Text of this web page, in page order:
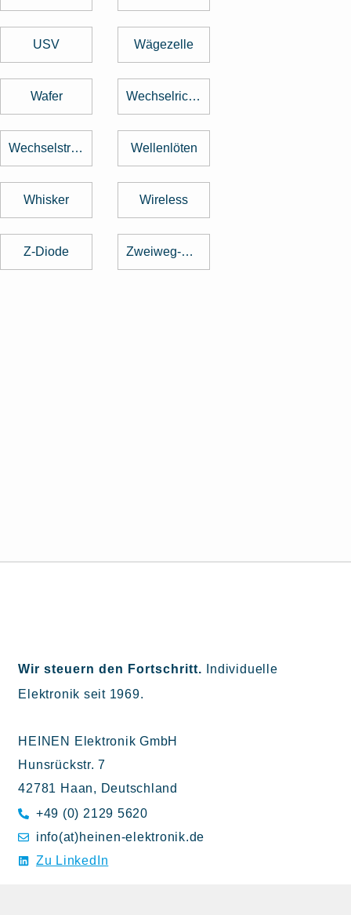
USV Wägezelle
Wafer Wechselrichter
Wechselstrom Wellenlöten
Whisker Wireless
Z-Diode Zweiweg-Gleichrichter
Wir steuern den Fortschritt.
Individuelle
Elektronik seit 1969.
HEINEN Elektronik GmbH
Hunsrückstr. 7
42781 Haan, Deutschland
+49 (0) 2129 5620
info(at)heinen-elektronik.de
Zu LinkedIn